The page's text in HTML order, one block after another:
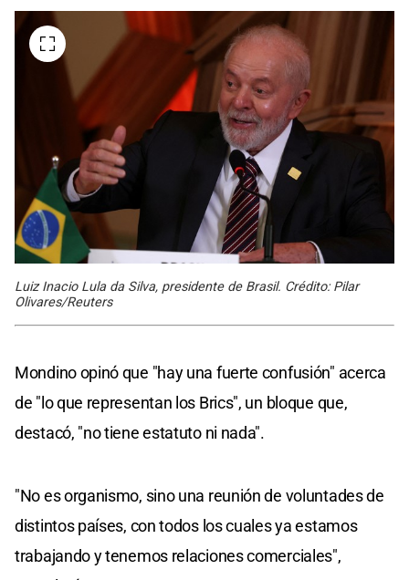
Luiz Inacio Lula da Silva, presidente de Brasil. Crédito: Pilar
Olivares/Reuters
Mondino opinó que "hay una fuerte confusión" acerca
de "lo que representan los Brics", un bloque que,
destacó, "no tiene estatuto ni nada".
"No es organismo, sino una reunión de voluntades de
distintos países, con todos los cuales ya estamos
trabajando y tenemos relaciones comerciales",